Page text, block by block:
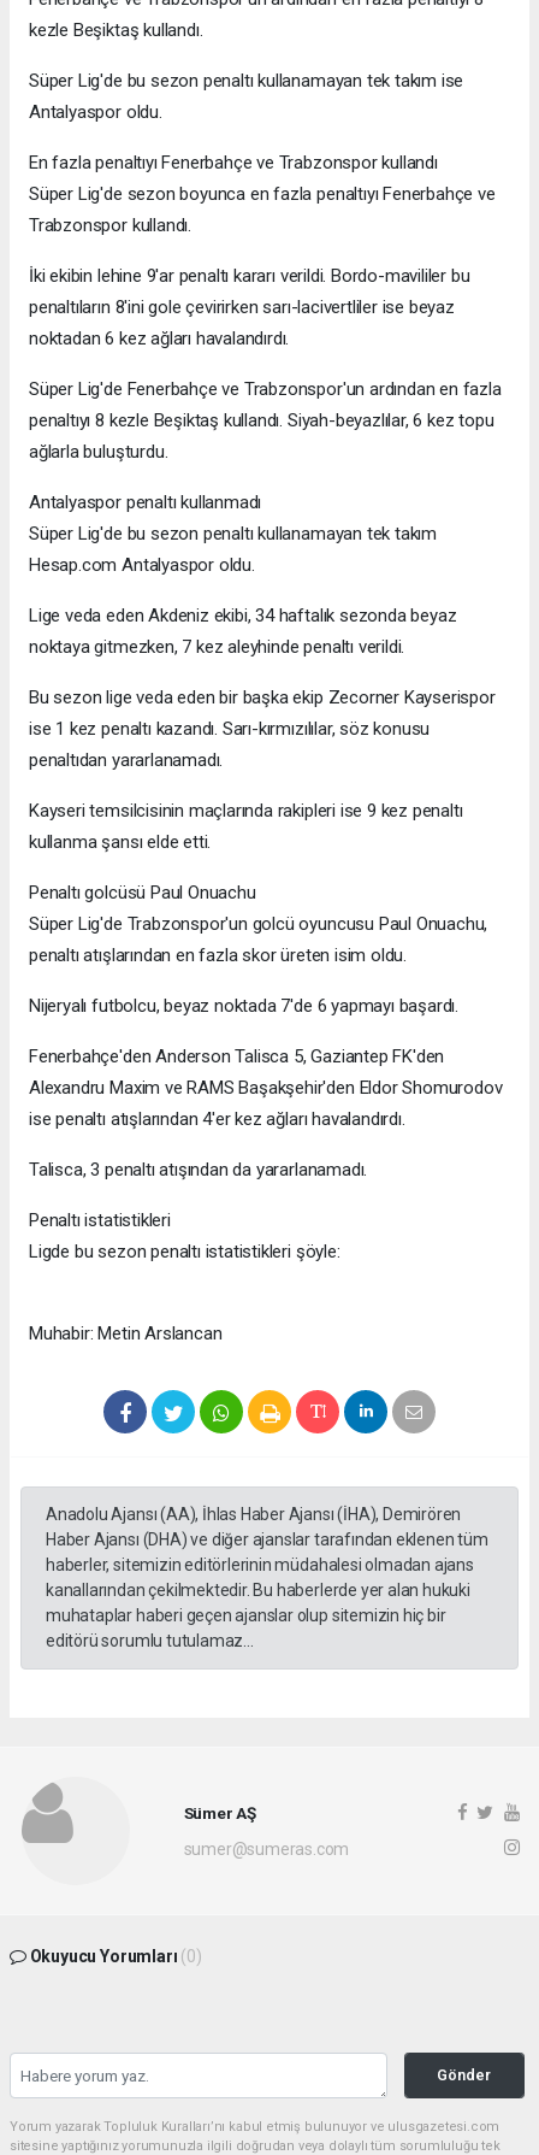
kezle Beşiktaş kullandı.
Süper Lig'de bu sezon penaltı kullanamayan tek takım ise
Antalyaspor oldu.
En fazla penaltıyı Fenerbahçe ve Trabzonspor kullandı
Süper Lig'de sezon boyunca en fazla penaltıyı Fenerbahçe ve
Trabzonspor kullandı.
İki ekibin lehine 9'ar penaltı kararı verildi. Bordo-mavililer bu
penaltıların 8'ini gole çevirirken sarı-lacivertliler ise beyaz
noktadan 6 kez ağları havalandırdı.
Süper Lig'de Fenerbahçe ve Trabzonspor'un ardından en fazla
penaltıyı 8 kezle Beşiktaş kullandı. Siyah-beyazlılar, 6 kez topu
ağlarla buluşturdu.
Antalyaspor penaltı kullanmadı
Süper Lig'de bu sezon penaltı kullanamayan tek takım
Hesap.com Antalyaspor oldu.
Lige veda eden Akdeniz ekibi, 34 haftalık sezonda beyaz
noktaya gitmezken, 7 kez aleyhinde penaltı verildi.
Bu sezon lige veda eden bir başka ekip Zecorner Kayserispor
ise 1 kez penaltı kazandı. Sarı-kırmızılılar, söz konusu
penaltıdan yararlanamadı.
Kayseri temsilcisinin maçlarında rakipleri ise 9 kez penaltı
kullanma şansı elde etti.
Penaltı golcüsü Paul Onuachu
Süper Lig'de Trabzonspor'un golcü oyuncusu Paul Onuachu,
penaltı atışlarından en fazla skor üreten isim oldu.
Nijeryalı futbolcu, beyaz noktada 7'de 6 yapmayı başardı.
Fenerbahçe'den Anderson Talisca 5, Gaziantep FK'den
Alexandru Maxim ve RAMS Başakşehir'den Eldor Shomurodov
ise penaltı atışlarından 4'er kez ağları havalandırdı.
Talisca, 3 penaltı atışından da yararlanamadı.
Penaltı istatistikleri
Ligde bu sezon penaltı istatistikleri şöyle:
Muhabir: Metin Arslancan
Anadolu Ajansı (AA), İhlas Haber Ajansı (İHA), Demirören
Haber Ajansı (DHA) ve diğer ajanslar tarafından eklenen tüm
haberler, sitemizin editörlerinin müdahalesi olmadan ajans
kanallarından çekilmektedir. Bu haberlerde yer alan hukuki
muhataplar haberi geçen ajanslar olup sitemizin hiç bir
editörü sorumlu tutulamaz...
Sümer AŞ
sumer@sumeras.com
Okuyucu Yorumları (0)
Gönder
Yorum yazarak Topluluk Kuralları’nı kabul etmiş bulunuyor ve ulusgazetesi.com
sitesine yaptığınız yorumunuzla ilgili doğrudan veya dolaylı tüm sorumluluğu tek